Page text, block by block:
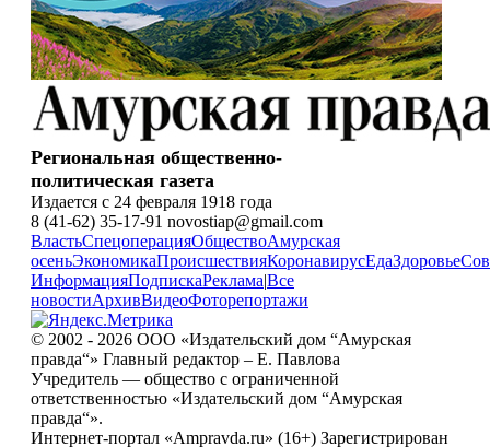
Региональная общественно-
политическая газета
Издается с 24 февраля 1918 года
8 (41-62) 35-17-91 novostiap@gmail.com
ВластьСпецоперацияОбществоАмурская
осеньЭкономикаПроисшествияКоронавирусЕдаЗдоровье
ИнформацияПодпискаРеклама|Все
новостиАрхивВидеоФоторепортажи
© 2002 - 2026 ООО «Издательский дом “Амурская
правда“» Главный редактор – Е. Павлова
Учредитель — общество с ограниченной
ответственностью «Издательский дом “Амурская
правда“».
Интернет-портал «Ampravda.ru» (16+) Зарегистрирован